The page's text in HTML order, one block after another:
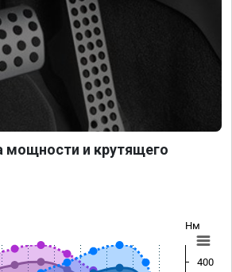
мощности и крутящего
Нм
400